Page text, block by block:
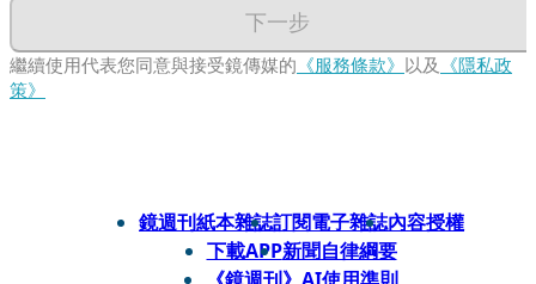
下一步
繼續使用代表您同意與接受鏡傳媒的 《服務條款》 以及 《隱私政
策》
鏡週刊紙本雜誌訂閱電子雜誌內容授權
下載APP新聞自律綱要